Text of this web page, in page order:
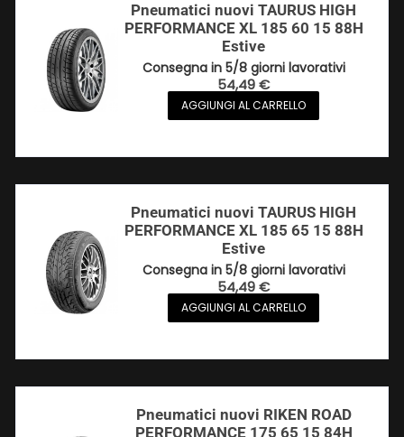
Pneumatici nuovi TAURUS HIGH
PERFORMANCE XL 185 60 15 88H
Estive
Consegna in 5/8 giorni lavorativi
54,49€
AGGIUNGI AL CARRELLO
Pneumatici nuovi TAURUS HIGH
PERFORMANCE XL 185 65 15 88H
Estive
Consegna in 5/8 giorni lavorativi
54,49€
AGGIUNGI AL CARRELLO
Pneumatici nuovi RIKEN ROAD
PERFORMANCE 175 65 15 84H